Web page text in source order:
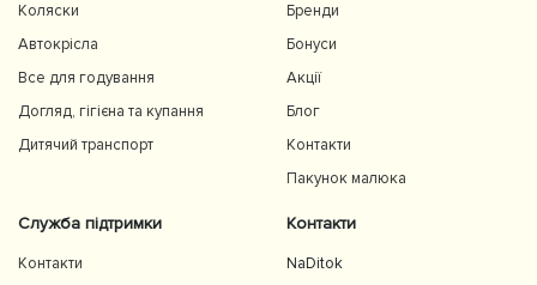
Коляски
Автокрісла
Все для годування
Догляд, гігієна та купання
Дитячий транспорт
Бренди
Бонуси
Акції
Блог
Контакти
Пакунок малюка
Служба підтримки
Контакти
Контакти
NaDitok